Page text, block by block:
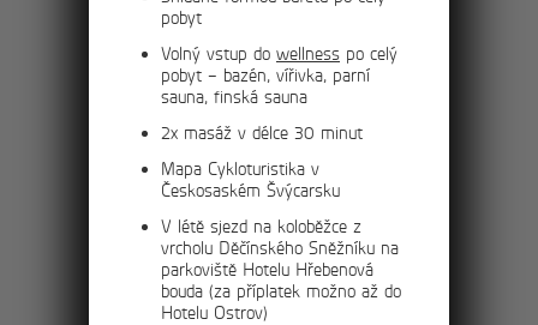
cena: 4 250 Kč/os.
více
pobyt
Volný vstup do wellness po celý
pobyt – bazén, vířivka, parní
sauna, finská sauna
2x masáž v délce 30 minut
Mapa Cykloturistika v
Českosaském Švýcarsku
V létě sjezd na koloběžce z
vrcholu Děčínského Sněžníku na
parkoviště Hotelu Hřebenová
bouda (za příplatek možno až do
Hotelu Ostrov)